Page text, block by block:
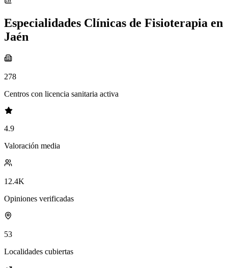
Especialidades Clínicas de Fisioterapia en
Jaén
278
Centros con licencia sanitaria activa
4.9
Valoración media
12.4K
Opiniones verificadas
53
Localidades cubiertas